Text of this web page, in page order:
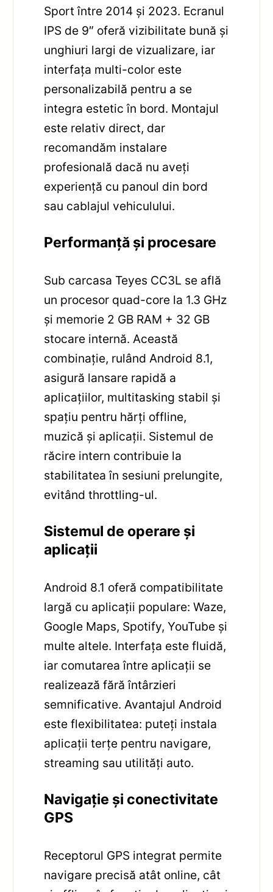
Sport între 2014 și 2023. Ecranul
IPS de 9″ oferă vizibilitate bună și
unghiuri largi de vizualizare, iar
interfața multi-color este
personalizabilă pentru a se
integra estetic în bord. Montajul
este relativ direct, dar
recomandăm instalare
profesională dacă nu aveți
experiență cu panoul din bord
sau cablajul vehiculului.
Performanță și procesare
Sub carcasa Teyes CC3L se află
un procesor quad-core la 1.3 GHz
și memorie 2 GB RAM + 32 GB
stocare internă. Această
combinație, rulând Android 8.1,
asigură lansare rapidă a
aplicațiilor, multitasking stabil și
spațiu pentru hărți offline,
muzică și aplicații. Sistemul de
răcire intern contribuie la
stabilitatea în sesiuni prelungite,
evitând throttling-ul.
Sistemul de operare și
aplicații
Android 8.1 oferă compatibilitate
largă cu aplicații populare: Waze,
Google Maps, Spotify, YouTube și
multe altele. Interfața este fluidă,
iar comutarea între aplicații se
realizează fără întârzieri
semnificative. Avantajul Android
este flexibilitatea: puteți instala
aplicații terțe pentru navigare,
streaming sau utilități auto.
Navigație și conectivitate
GPS
Receptorul GPS integrat permite
navigare precisă atât online, cât